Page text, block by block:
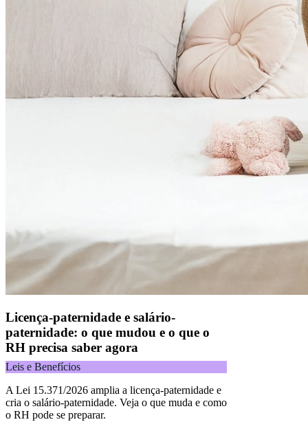
Licença-paternidade e salário-
paternidade: o que mudou e o que o
RH precisa saber agora
Leis e Benefícios
A Lei 15.371/2026 amplia a licença-paternidade e
cria o salário-paternidade. Veja o que muda e como
o RH pode se preparar.